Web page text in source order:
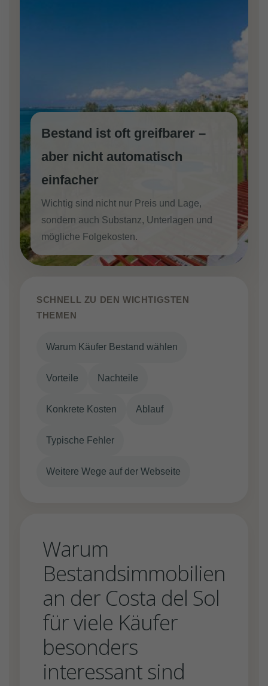
Bestand ist oft greifbarer –
aber nicht automatisch
einfacher
Wichtig sind nicht nur Preis und Lage,
sondern auch Substanz, Unterlagen und
mögliche Folgekosten.
SCHNELL ZU DEN WICHTIGSTEN
THEMEN
Warum Käufer Bestand wählen
Vorteile Nachteile
Konkrete Kosten Ablauf
Typische Fehler
Weitere Wege auf der Webseite
Warum
Bestandsimmobilien
an der Costa del Sol
für viele Käufer
besonders
interessant sind